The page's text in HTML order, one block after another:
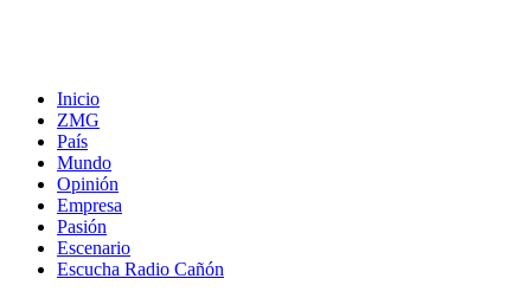
Inicio
ZMG
País
Mundo
Opinión
Empresa
Pasión
Escenario
Escucha Radio Cañón